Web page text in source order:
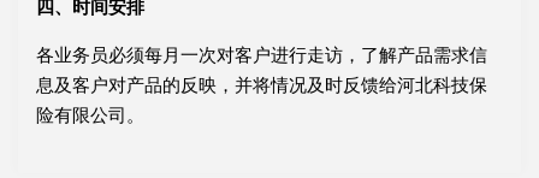
四、时间安排
各业务员必须每月一次对客户进行走访，了解产品需求信
息及客户对产品的反映，并将情况及时反馈给河北科技保
险有限公司。